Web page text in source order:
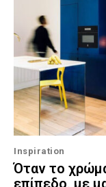
Inspiration
Όταν το
επίπεδο, με